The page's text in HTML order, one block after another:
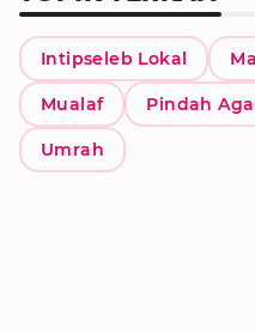
Intipseleb Lokal
Mualaf Pindah
Umrah